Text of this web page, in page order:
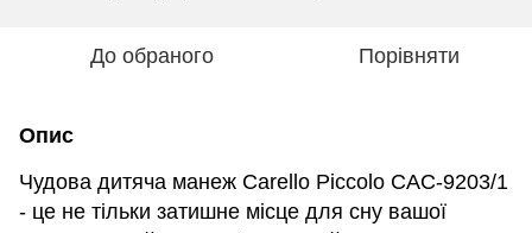
До обраного Порівняти
Опис
Чудова дитяча манеж Carello Piccolo САС-9203/1
- це не тільки затишне місце для сну вашої